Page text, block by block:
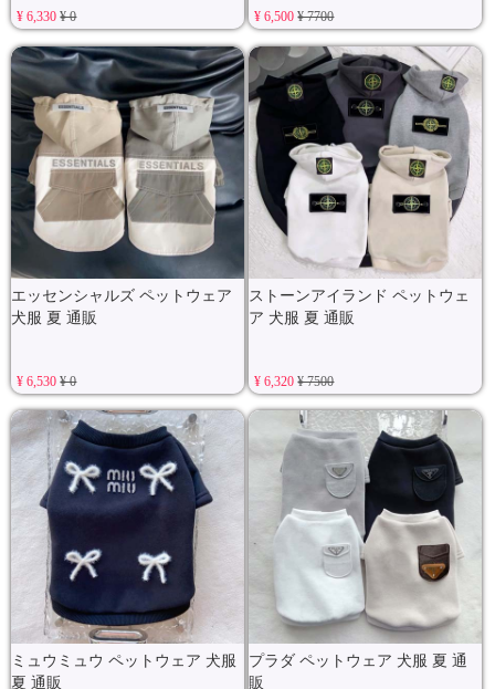
¥ 6,330¥ 0 ¥ 6,500¥ 7700
エッセンシャルズ ペットウェア
犬服 夏 通販
¥ 6,530¥ 0
ストーンアイランド ペットウェ
ア 犬服 夏 通販
¥ 6,320¥ 7500
ミュウミュウ ペットウェア 犬服
夏 通販
プラダ ペットウェア 犬服 夏 通
販